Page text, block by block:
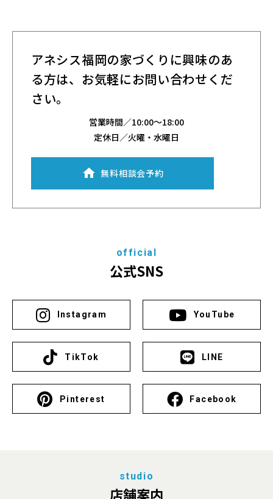
アネシス福岡の家づくりに興味のあ
る方は、 お気軽にお問い合わせくだ
さい。
営業時間／10:00～18:00
定休日／火曜・水曜日
無料相談会予約
official
公式SNS
Instagram YouTube
TikTok LINE
Pinterest Facebook
studio
店舗案内